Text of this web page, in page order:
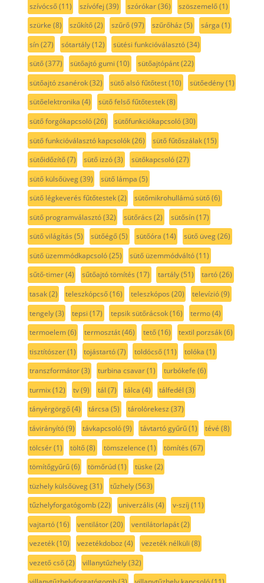
szívócső(11) szívófej (39) szórókar(36) szöszemelő(1)
szürke (8) szűkítő(2) szűrő(97) szűrőház (5) sárga (1)
sín(27) sótartály(12) sütési funkcióválasztó(34)
sütő(377) sütőajtó gumi (10) sütőajtópánt(22)
sütőajtó zsanérok(32) sütő alsó fűtőtest(10) sütőedény(1)
sütőelektronika (4) sütő felső fűtőtestek(8)
sütő forgókapcsoló(26) sütőfunkciókapcsoló(30)
sütő funkcióválasztó kapcsolók(26) sütő fűtőszálak(15)
sütőidőzítő(7) sütő izzó(3) sütőkapcsoló(27)
sütő külsőüveg(39) sütő lámpa (5)
sütő légkeverés fűtőtestek(2) sütőmikrohullámú sütő(6)
sütő programválasztó(32) sütőrács (2) sütősín(17)
sütő világítás (5) sütőégő(5) sütőóra (14) sütő üveg(26)
sütő üzemmódkapcsoló(25) sütő üzemmódváltó(11)
sűtő-timer(4) sűtőajtó tömítés (17) tartály(51) tartó(26)
tasak(2) teleszkópcső(16) teleszkópos (20) televízió(9)
tengely(3) tepsi (17) tepsik sütőrácsok(16) termo(4)
termoelem(6) termosztát(46) tető(16) textil porzsák(6)
tisztítószer(1) tojástartó(7) toldócső(11) tolóka (1)
transzformátor(3) turbina csavar(1) turbókefe (6)
turmix(12) tv(9) tál (7) tálca (4) tálfedél (3)
tányérgörgő(4) tárcsa (5) tárolórekesz (37)
távirányító(9) távkapcsoló(9) távtartó gyűrű(1) tévé (8)
tölcsér(1) töltő(8) tömszelence (1) tömítés (67)
tömítőgyűrű(6) tömőrúd(1) tüske (2)
tüzhely külsőüveg(31) tűzhely(563)
tűzhelyforgatógomb(22) univerzális (4) v-szíj (11)
vajtartó(16) ventilátor(20) ventilátorlapát(2)
vezeték(10) vezetékdoboz (4) vezeték nélküli (8)
vezető cső(2) villanytűzhely(32)